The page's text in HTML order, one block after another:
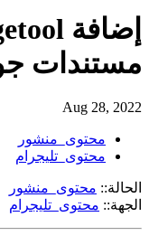
إضافة languagetool على